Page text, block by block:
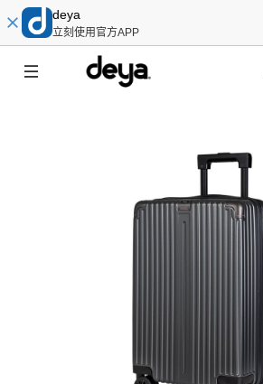
deya
立刻使用官方APP